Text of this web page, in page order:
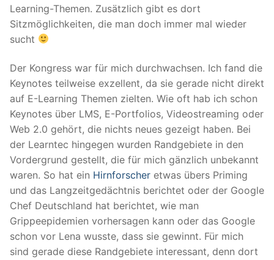
Learning-Themen. Zusätzlich gibt es dort
Sitzmöglichkeiten, die man doch immer mal wieder
sucht
Der Kongress war für mich durchwachsen. Ich fand die
Keynotes teilweise exzellent, da sie gerade nicht direkt
auf E-Learning Themen zielten. Wie oft hab ich schon
Keynotes über LMS, E-Portfolios, Videostreaming oder
Web 2.0 gehört, die nichts neues gezeigt haben. Bei
der Learntec hingegen wurden Randgebiete in den
Vordergrund gestellt, die für mich gänzlich unbekannt
waren. So hat ein Hirnforscher etwas übers Priming
und das Langzeitgedächtnis berichtet oder der Google
Chef Deutschland hat berichtet, wie man
Grippeepidemien vorhersagen kann oder das Google
schon vor Lena wusste, dass sie gewinnt. Für mich
sind gerade diese Randgebiete interessant, denn dort